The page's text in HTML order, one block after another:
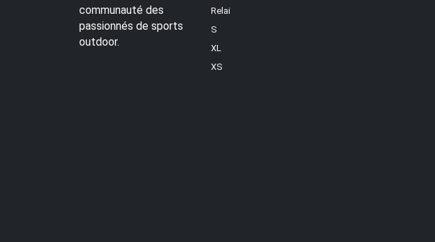
communauté des
passionnés de sports
outdoor.
Relai
S
XL
XS